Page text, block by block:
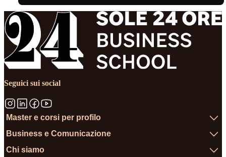
Seguici sui social
Master e corsi per profilo
Business e Comunicazione
Chi siamo